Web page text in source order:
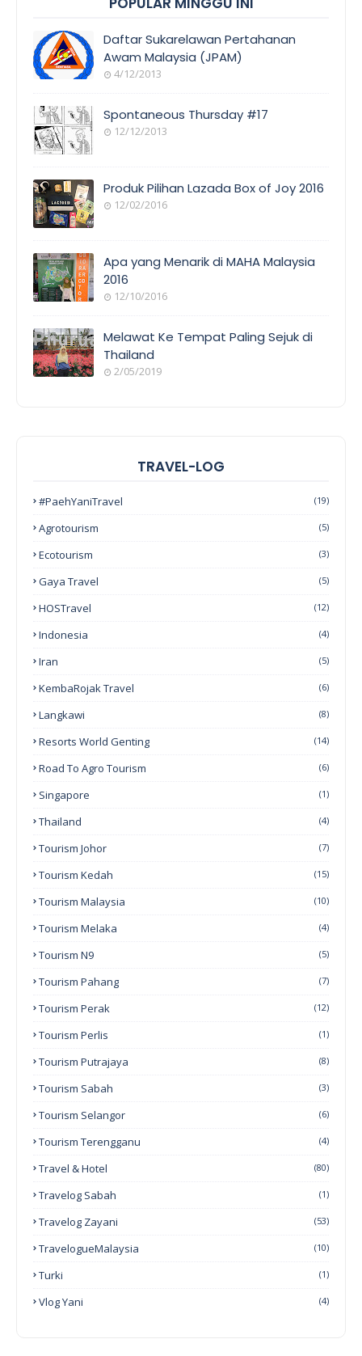
Daftar Sukarelawan Pertahanan
Awam Malaysia (JPAM)
4/12/2013
Spontaneous Thursday #17
12/12/2013
Produk Pilihan Lazada Box of Joy 2016
12/02/2016
Apa yang Menarik di MAHA Malaysia
2016
12/10/2016
Melawat Ke Tempat Paling Sejuk di
Thailand
2/05/2019
TRAVEL-LOG
#PaehYaniTravel (19)
Agrotourism (5)
Ecotourism (3)
Gaya Travel (5)
HOSTravel (12)
Indonesia (4)
Iran (5)
KembaRojak Travel (6)
Langkawi (8)
Resorts World Genting (14)
Road To Agro Tourism (6)
Singapore (1)
Thailand (4)
Tourism Johor (7)
Tourism Kedah (15)
Tourism Malaysia (10)
Tourism Melaka (4)
Tourism N9 (5)
Tourism Pahang (7)
Tourism Perak (12)
Tourism Perlis (1)
Tourism Putrajaya (8)
Tourism Sabah (3)
Tourism Selangor (6)
Tourism Terengganu (4)
Travel & Hotel (80)
Travelog Sabah (1)
Travelog Zayani (53)
TravelogueMalaysia (10)
Turki (1)
Vlog Yani (4)